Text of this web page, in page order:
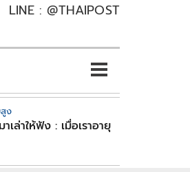
LINE : @THAIPOST
ง
าเล่าให้ฟัง : เมื่อเราอายุ